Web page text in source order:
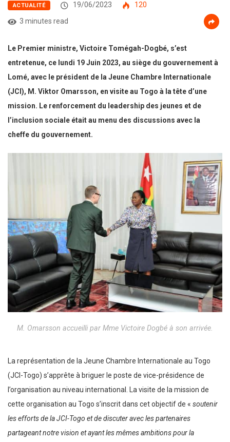
ACTUALITÉ 19/06/2023
120
3 minutes read
Le Premier ministre, Victoire Tomégah-Dogbé, s’est
entretenue, ce lundi 19 Juin 2023, au siège du gouvernement à
Lomé, avec le président de la Jeune Chambre Internationale
(JCI), M. Viktor Omarsson, en visite au Togo à la tête d’une
mission. Le renforcement du leadership des jeunes et de
l’inclusion sociale était au menu des discussions avec la
cheffe du gouvernement.
M. Omarsson accueilli par Mme Victoire Dogbé à son arrivée.
La représentation de la Jeune Chambre Internationale au Togo
(JCI-Togo) s’apprête à briguer le poste de vice-présidence de
l’organisation au niveau international. La visite de la mission de
cette organisation au Togo s’inscrit dans cet objectif de « soutenir
les efforts de la JCI-Togo et de discuter avec les partenaires
partageant notre vision et ayant les mêmes ambitions pour la